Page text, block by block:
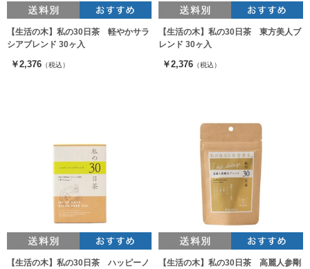
【生活の木】私の30日茶 軽やかサラ
シアブレンド 30ヶ入
￥2,376 （税込）
【生活の木】私の30日茶 東方美人ブ
レンド 30ヶ入
￥2,376 （税込）
【生活の木】私の30日茶 ハッピーノ
【生活の木】私の30日茶 高麗人参剛